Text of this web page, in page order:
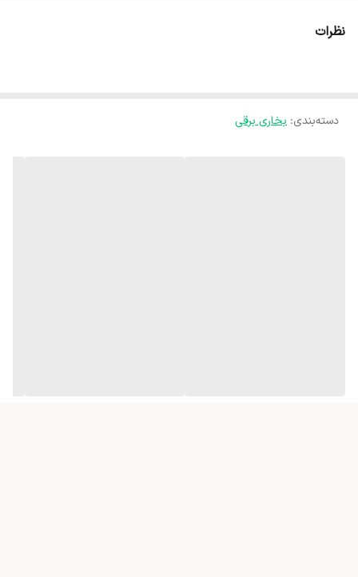
در فضا کمک می‌کند و جریان گرما را به سمت جلو هدایت می‌نماید. ابعاد
با بخاری، دفترچه راهنما هم ارائه می‌شود تا شما بتوانید به‌راحتی از امکانات
نظرات
دسته‌بندی: بخاری برقی